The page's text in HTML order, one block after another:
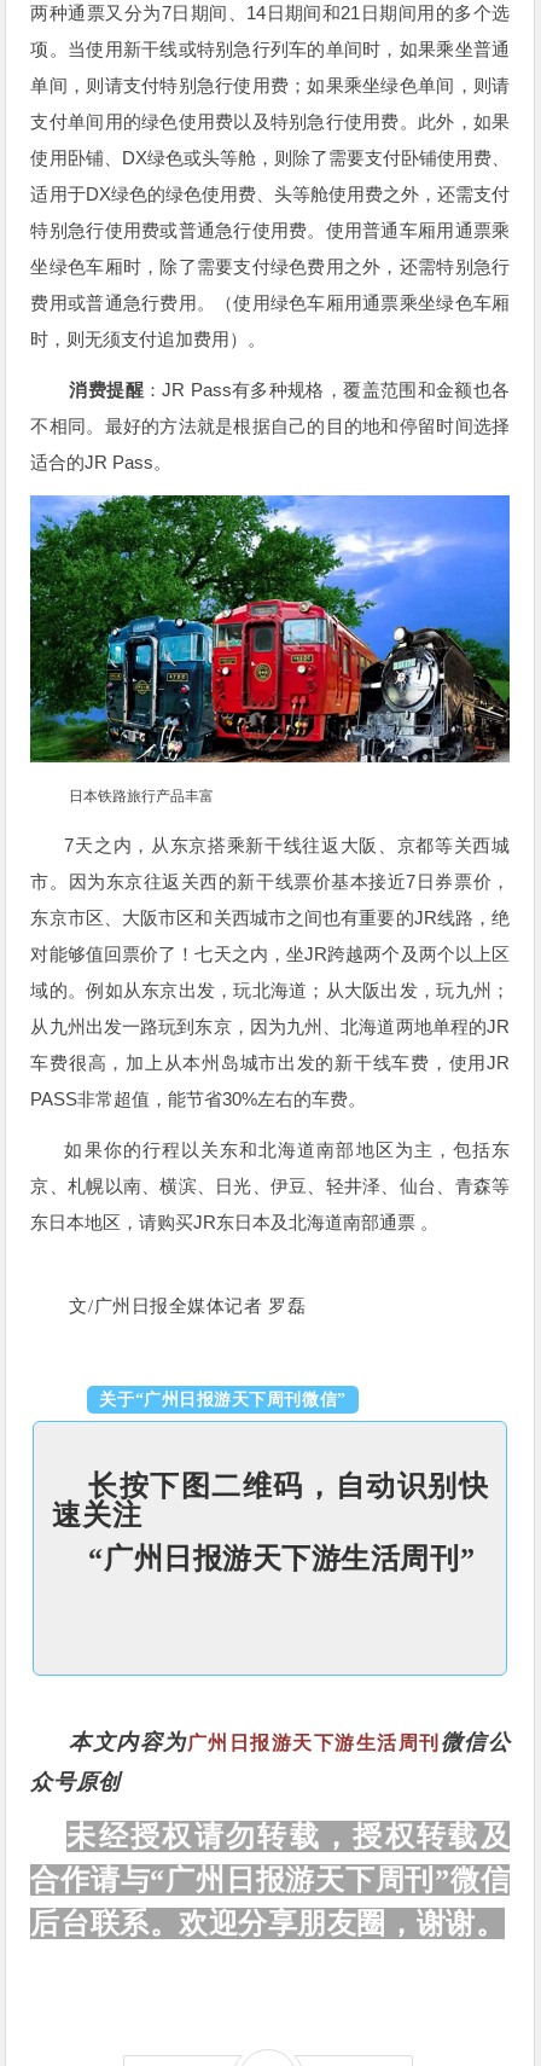
两种通票又分为7日期间、 14 日期间和21 日期间用的多个选
项。当使用新干线或特别急行列车的单间时，如果乘坐普通
单间，则请支付特别急行使用费；如果乘坐绿色单间，则请
支付单间用的绿色使用费以及特别急行使用费。此外，如果
使用卧铺、 DX绿色或头等舱，则除了需要支付卧铺使用费、
适用于DX绿色的绿色使用费、头等舱使用费之外，还需支付
特别急行使用费或普通急行使用费。使用普通车厢用通票乘
坐绿色车厢时，除了需要支付绿色费用之外，还需特别急行
费用或普通急行费用。（使用绿色车厢用通票乘坐绿色车厢
时，则无须支付追加费用）。
消费提醒：JR Pass有多种规格，覆盖范围和金额也各
不相同。最好的方法就是根据自己的目的地和停留时间选择
适合的JR Pass。
日本铁路旅行产品丰富
7天之内，从东京搭乘新干线往返大阪、京都等关西城
市。因为东京往返关西的新干线票价基本接近7日券票价，
东京市区、大阪市区和关西城市之间也有重要的JR线路，绝
对能够值回票价了！七天之内，坐JR跨越两个及两个以上区
域的。例如从东京出发，玩北海道；从大阪出发，玩九州；
从九州出发一路玩到东京，因为九州、北海道两地单程的JR
车费很高，加上从本州岛城市出发的新干线车费，使用JR
PASS非常超值，能节省30%左右的车费。
如果你的行程以关东和北海道南部地区为主，包括东
京、札幌以南、横滨、日光、伊豆、轻井泽、仙台、青森等
东日本地区，请购买JR东日本及北海道南部通票 。
文/广州日报全媒体记者 罗磊
关于“广州日报游天下周刊微信”
长按下图二维码，自动识别快
速关注
“广州日报游天下游生活周刊”
本文内容为广州日报游天下游生活周刊 微信公
众号原创
未经授权请勿转载，授权转载及
合作请与“广州日报游天下周刊”微信
后台联系。欢迎分享朋友圈，谢谢。